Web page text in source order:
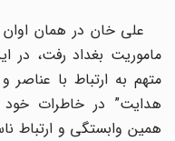
علی خان در همان اوان
ماموریت بغداد رفت، در
متهم به ارتباط با عناصر
هدایت” در خاطرات خود
همین وابستگی و ارتباط